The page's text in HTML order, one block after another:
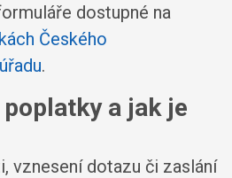
dostupné na
Českého
.
a jak je
vznesení dotazu či zaslání